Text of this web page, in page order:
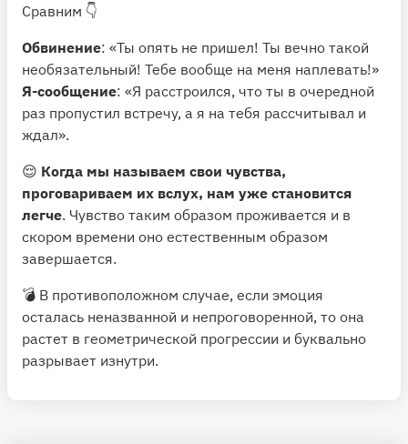
Сравним 👇
Обвинение: «Ты опять не пришел! Ты вечно такой
необязательный! Тебе вообще на меня наплевать!»
Я-сообщение: «Я расстроился, что ты в очередной
раз пропустил встречу, а я на тебя рассчитывал и
ждал».
😌 Когда мы называем свои чувства,
проговариваем их вслух, нам уже становится
легче. Чувство таким образом проживается и в
скором времени оно естественным образом
завершается.
💣 В противоположном случае, если эмоция
осталась неназванной и непроговоренной, то она
растет в геометрической прогрессии и буквально
разрывает изнутри.